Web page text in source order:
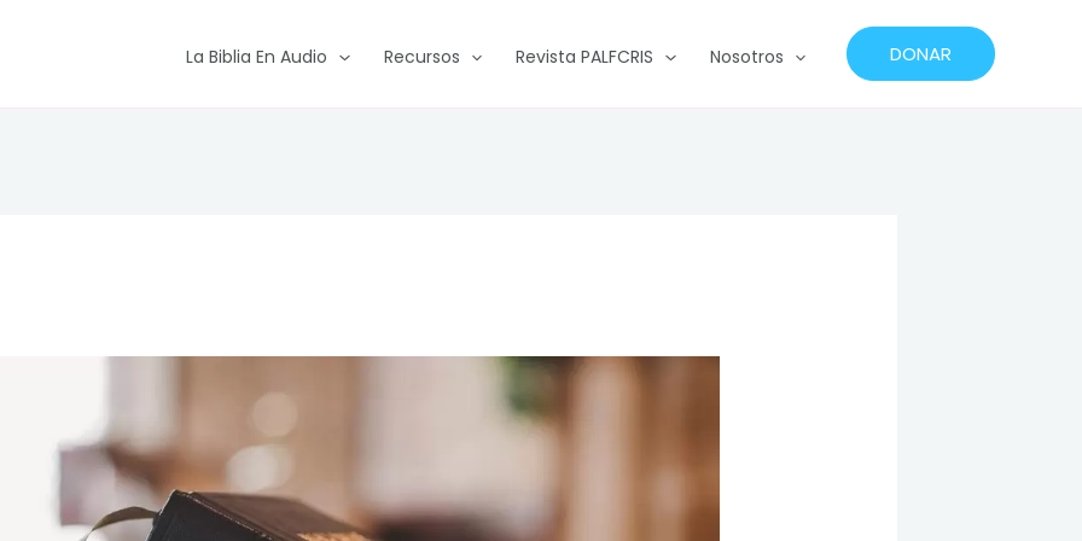
La Biblia En Audio Recursos Revista PALFCRIS Nosotros DONAR